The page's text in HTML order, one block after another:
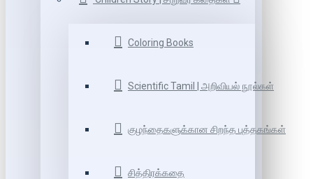
Coloring Books
Scientific Tamil | அறிவியல் நூல்கள்
குழந்தைகளுக்கான சிறந்த புத்தகங்கள்
சித்திரக்கதை